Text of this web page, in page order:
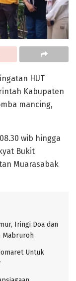
HUT
Kabupaten
mancing,
wib hingga
Bukit
Muarasabak
Iringi Doa dan
Mabruroh
Untuk